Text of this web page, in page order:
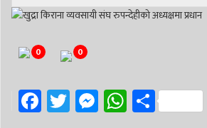
0 0
Facebook
Twitter
Messenger
WhatsApp
Share